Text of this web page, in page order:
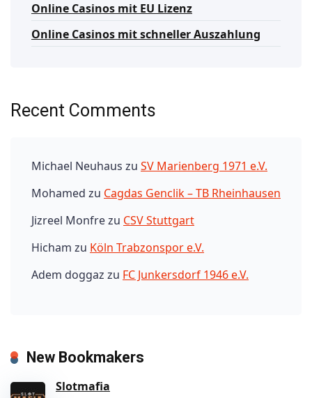
Online Casinos mit EU Lizenz
Online Casinos mit schneller Auszahlung
Recent Comments
Michael Neuhaus zu SV Marienberg 1971 e.V.
Mohamed zu Cagdas Genclik – TB Rheinhausen
Jizreel Monfrezu CSV Stuttgart
Hicham zu Köln Trabzonspor e.V.
Adem doggaz zu FC Junkersdorf 1946 e.V.
New Bookmakers
Slotmafia